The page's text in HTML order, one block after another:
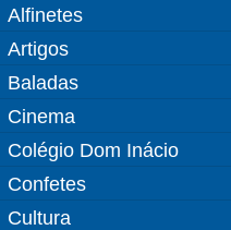
Alfinetes
Artigos
Baladas
Cinema
Colégio Dom Inácio
Confetes
Cultura